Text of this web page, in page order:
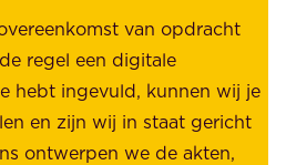
van opdracht
regel een digitale
hebt ingevuld, kunnen wij je
en zijn wij in staat gericht
ontwerpen we de akten,